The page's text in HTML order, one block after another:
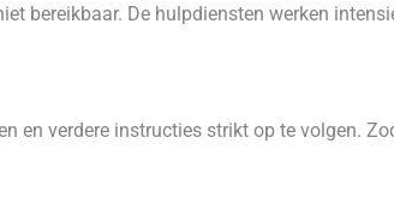
bereikbaar. De hulpdiensten werken
en verdere instructies strikt op te volgen.